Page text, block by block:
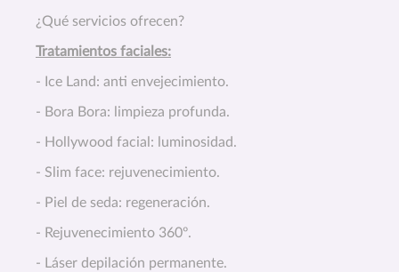
¿Qué servicios ofrecen?
Tratamientos faciales:
- Ice Land: anti envejecimiento.
- Bora Bora: limpieza profunda.
- Hollywood facial: luminosidad.
- Slim face: rejuvenecimiento.
- Piel de seda: regeneración.
- Rejuvenecimiento 360º.
- Láser depilación permanente.